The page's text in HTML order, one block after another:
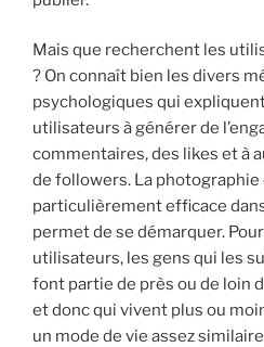
Mais que recherchent les
? On connaît bien les divers
psychologiques qui expliquent
utilisateurs à générer de
commentaires, des likes et à
de followers. La photographie
particulièrement efficace
permet de se démarquer.
utilisateurs, les gens qui les
font partie de près ou de loin
et donc qui vivent plus ou
un mode de vie assez